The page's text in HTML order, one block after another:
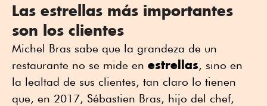
Las estrellas más importantes
son los clientes
Michel Bras sabe que la grandeza de un
restaurante no se mide en estrellas, sino en
la lealtad de sus clientes, tan claro lo tienen
que, en 2017, Sébastien Bras, hijo del chef,